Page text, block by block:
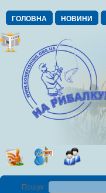
ГОЛОВНА НОВИНИ
Пошук :